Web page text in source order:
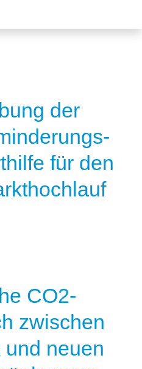
der
für den
CO2-
zwischen
neuen